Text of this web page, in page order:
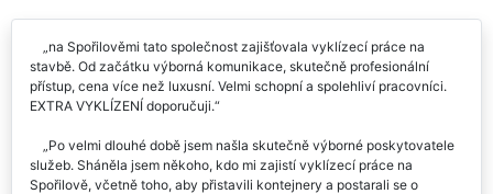
na Spořilověmi tato společnost zajišťovala vyklízecí práce na
stavbě. Od začátku výborná komunikace, skutečně profesionální
přístup, cena více než luxusní. Velmi schopní a spolehliví pracovníci.
EXTRA VYKLÍZENÍ doporučuji.
Po velmi dlouhé době jsem našla skutečně výborné poskytovatele
služeb. Sháněla jsem někoho, kdo mi zajistí vyklízecí práce na
Spořilově, včetně toho, aby přistavili kontejnery a postarali se o